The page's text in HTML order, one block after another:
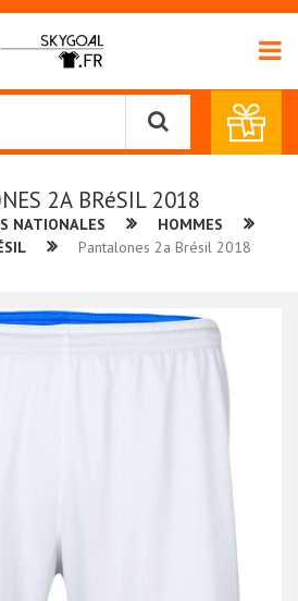
2A BRéSIL 2018
NATIONALES
HOMMES
Pantalones 2a Brésil 2018